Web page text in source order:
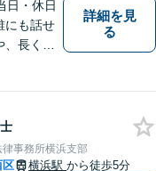
日・休日
にも話せ
長く心
を一緒
。【相
産に注
詳細を見
る
事務所横浜支部
区 横浜駅 から徒歩5分